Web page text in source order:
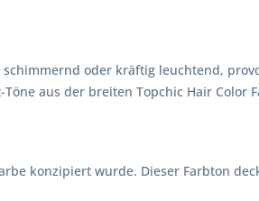
oder kräftig leuchtend,
aus der breiten Topchic Hair Color
konzipiert wurde. Dieser Farbton